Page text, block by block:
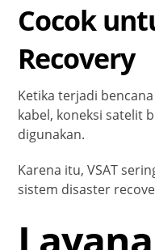
Cocok
Recovery
Ketika terjadi
kabel, koneksi satelit
digunakan.
Karena itu, VSAT
sistem disaster